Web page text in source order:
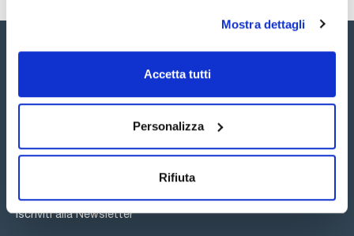
Mostra dettagli
Accetta tutti
Personalizza
Rifiuta
Seguici:
Iscriviti alla Newsletter